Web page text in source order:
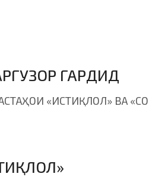
ГАРДИД
«ИСТИҚЛОЛ» ВА